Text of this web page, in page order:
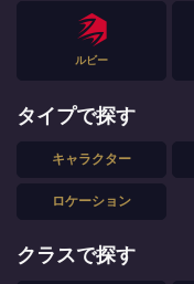
ルビー
タイプで探す
キャラクター
ロケーション
クラスで探す